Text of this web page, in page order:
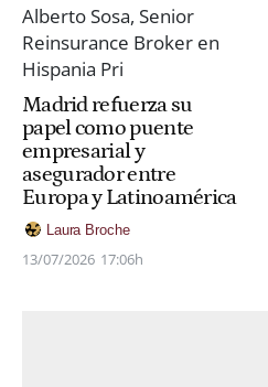
Madrid refuerza su
papel como puente
empresarial y
asegurador entre
Europa y Latinoamérica
Laura Broche
13/07/2026 17:06h